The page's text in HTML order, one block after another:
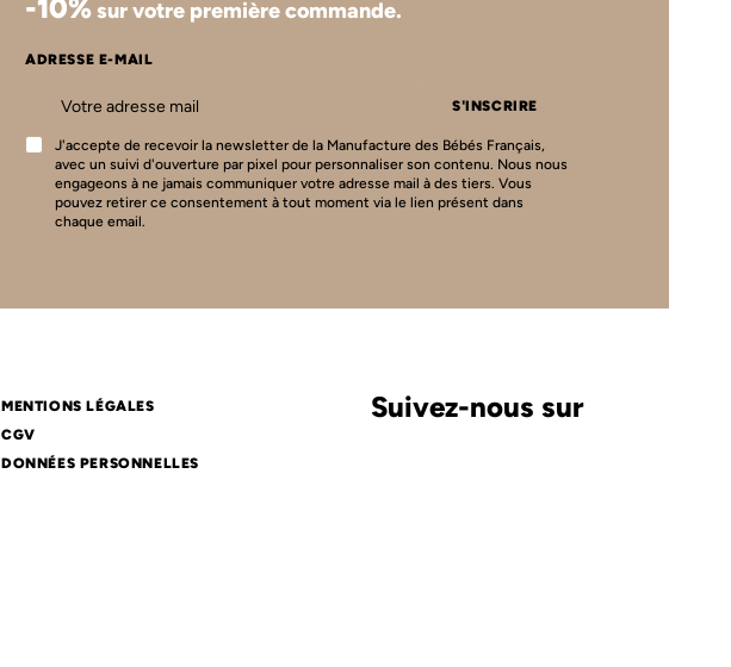
-10%sur votre première commande.
ADRESSE E-MAIL
S'INSCRIRE
J'accepte de recevoir la newsletter de la Manufacture des Bébés Français,
avec un suivi d'ouverture par pixel pour personnaliser son contenu. Nous nous
engageons à ne jamais communiquer votre adresse mail à des tiers. Vous
pouvez retirer ce consentement à tout moment via le lien présent dans
chaque email.
MENTIONS LÉGALES
CGV
DONNÉES PERSONNELLES
Suivez-nous sur